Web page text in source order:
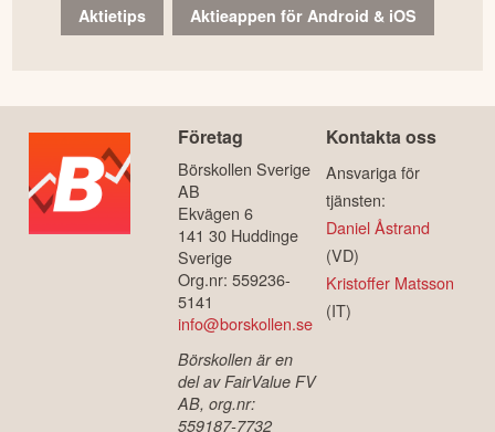
Aktietips Aktieappen för Android & iOS
Företag
Börskollen Sverige
AB
Ekvägen 6
141 30 Huddinge
Sverige
Org.nr: 559236-
5141
info@borskollen.se
Börskollen är en
del av FairValue FV
AB, org.nr:
559187-7732
Kontakta oss
Ansvariga för
tjänsten:
Daniel Åstrand
(VD)
Kristoffer Matsson
(IT)